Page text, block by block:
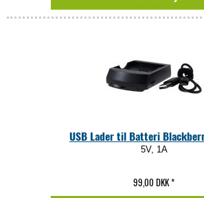
USB Lader til Batteri
5V, 1A
99,00 DKK*